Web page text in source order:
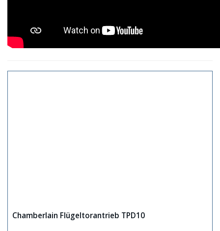
Chamberlain Flügeltorantrieb TPD10